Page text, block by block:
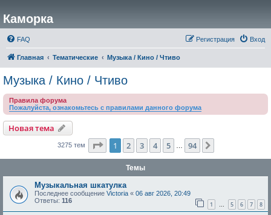
Каморка
FAQ Вход
Регистрация
Главная Тематические Музыка / Кино / Чтиво
Музыка / Кино / Чтиво
Правила форума
Пожалуйста, ознакомьтесь с правилами данного форума
Новая тема
3275 тем Страница из 94
1 2 3 4 5 94
Темы
Музыкальная шкатулка
Последнее сообщение Victoria « 06 авг 2026, 20:49
Ответы: 116 1 … 5 6 7 8